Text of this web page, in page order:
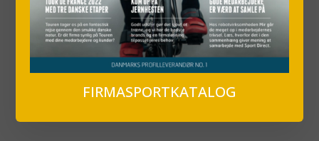
FIRMASPORTKATALOG